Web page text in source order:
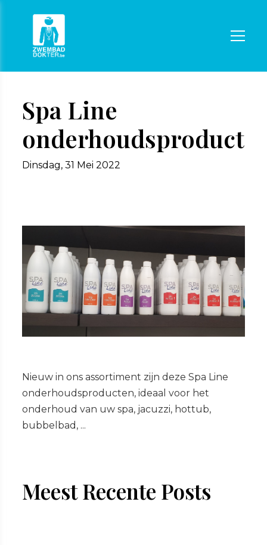
Spa Line
Dinsdag, 31 Mei 2022
Nieuw in ons assortiment zijn deze Spa Line
onderhoudsproducten, ideaal voor het
onderhoud van uw spa, jacuzzi, hottub,
bubbelbad, ...
Meest Recente Posts